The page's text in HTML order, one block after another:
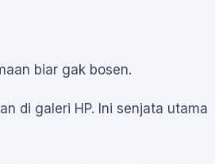
biar gak bosen.
di galeri HP. Ini senjata utama